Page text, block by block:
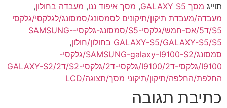
תוייג מסך GALAXY S5 , מסך איפוד ננו, מעבדה בחולון,
מעבדה/מעבדת תיקון/תיקונים לסמסונג/סמסונג/לגלקסי/גלקסי
S5/ד5/אס-חמש/גלקסי-S5/סמסונג-גלקסי-SAMSUNG-
GALAXY-S5/GALAXY-S5/S5 בחולון/חולון
,
סמסונג/SAMSUNG-galaxy-I9100-S2/גלקסי-
I9100/גלקסי-ד2/I9100/גלקסי-ד2/גלקסי-S2/ד2/GALAXY-S2
החלפת/החלפה/תיקון/תיקוני מסך/תצוגה/LCD
כתיבת תגובה